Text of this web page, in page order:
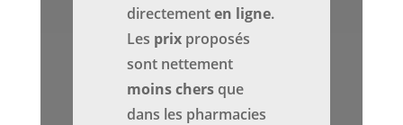
directementen ligne.
Les prix proposés
sont nettement
moins chersque
dans les pharmacies